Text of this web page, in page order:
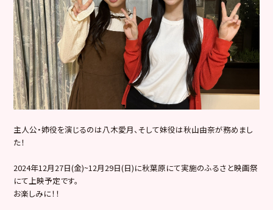
主人公・姉役を演じるのは八木愛月、そして妹役は秋山由奈が務めまし
た！
2024年12月27日(金)~12月29日(日)に秋葉原にて実施のふるさと映画祭
にて上映予定です。
お楽しみに！！